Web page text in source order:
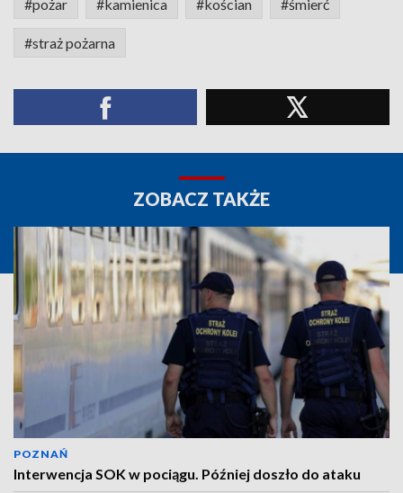
#pożar #kamienica #kościan #śmierć
#straż pożarna
ZOBACZ TAKŻE
POZNAŃ
Interwencja SOK w pociągu. Później doszło do ataku